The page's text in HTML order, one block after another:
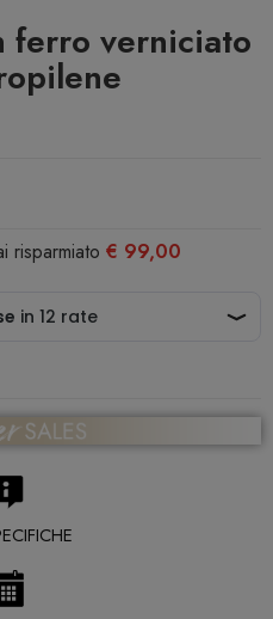
ferro verniciato
risparmiato € 99,00